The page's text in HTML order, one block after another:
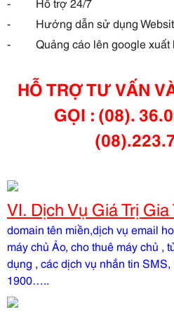
- Hướng dẫn sử dụng
- Quảng cáo lên google xuất
HỖ TRỢ TƯ VẤN
GỌI : (08).
VI. Dịch Vụ Giá Trị
domain tên miền,dịch vụ email
máy chủ Ảo, cho thuê máy chủ ,
dụng , các dịch vụ nhắn tin
1900…..